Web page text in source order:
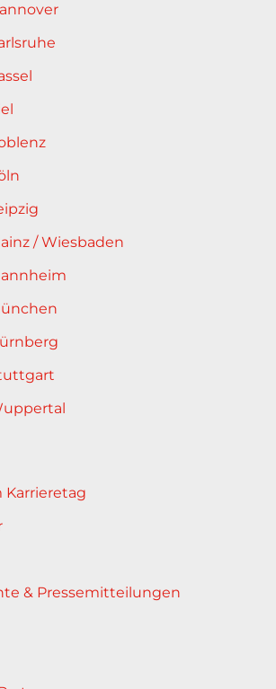
/ Wiesbaden
Karrieretag
& Pressemitteilungen